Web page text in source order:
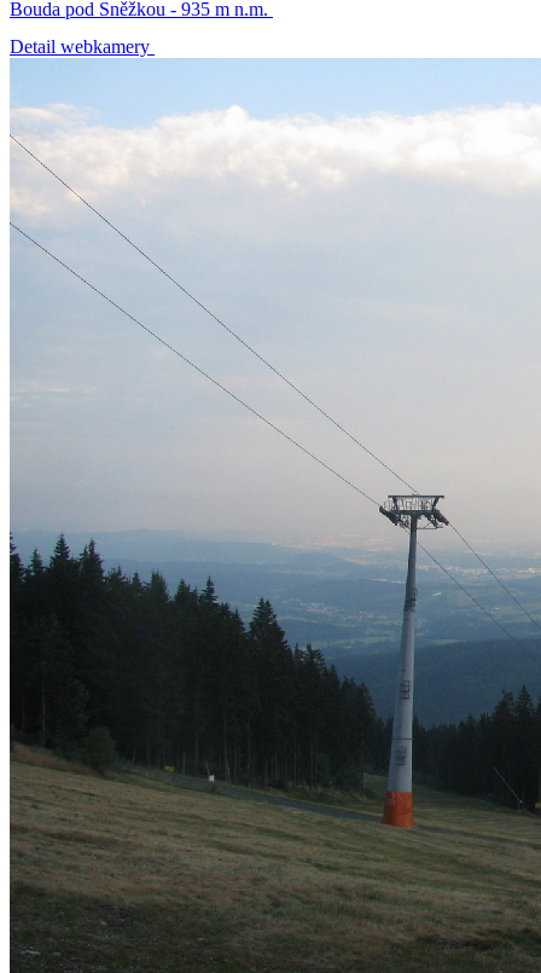
Bouda pod Sněžkou - 935 m n.m.
Detail webkamery